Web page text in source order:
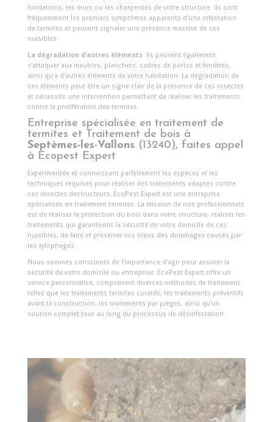
fondations, les murs ou les charpentes de votre structure. Ils sont
fréquemment les premiers symptômes apparents d’une infestation
de termites et peuvent signaler une présence massive de ces
nuisibles.
La dégradation d’autres éléments: Ils peuvent également
s’attaquer aux meubles, planchers, cadres de portes et fenêtres,
ainsi qu’à d’autres éléments de votre habitation. La dégradation de
ces éléments peut être un signe clair de la présence de ces insectes
et nécessite une intervention permettant de réaliser les traitements
contre la prolifération des termites.
Entreprise spécialisée en traitement de
termites et Traitement de bois à
Septèmes-les-Vallons (13240), faites appel
à Ecopest Expert
Expérimentée et connaissant parfaitement les espèces et les
techniques requises pour réaliser des traitements adaptés contre
ces insectes destructeurs, EcoPest Expert est une entreprise
spécialisée en traitement termites. La mission de nos professionnels
est de réaliser la protection du bois dans votre structure, réaliser les
traitements qui garantiront la sécurité de votre domicile de ces
nuisibles, de faire et préserver vos biens des dommages causés par
les xylophages.
Nous sommes conscients de l’importance d’agir pour assurer la
sécurité de votre domicile ou entreprise. EcoPest Expert offre un
service personnalisé, comprenant diverses méthodes de traitement
telles que les traitements termites curatifs, les traitements préventifs
avant la construction, les traitements par pièges, ainsi qu’un
soutien complet tout au long du processus de désinfestation.